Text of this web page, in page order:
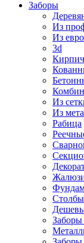
Заборы
Из
Из
3d
Из
Из
Рабица
Столбы
Заборы